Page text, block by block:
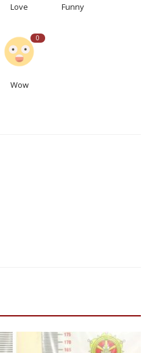
Love Funny
0
Wow